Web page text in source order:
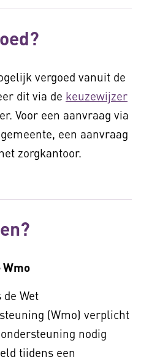
vergoed vanuit de
dit via de keuzewijzer
Voor een aanvraag via
een aanvraag
zorgkantoor.
Wet
(Wmo) verplicht
nodig
tijdens een